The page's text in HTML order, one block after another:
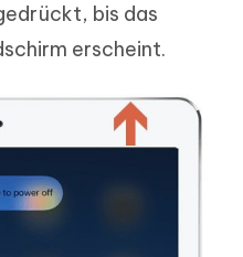
bis das
erscheint.